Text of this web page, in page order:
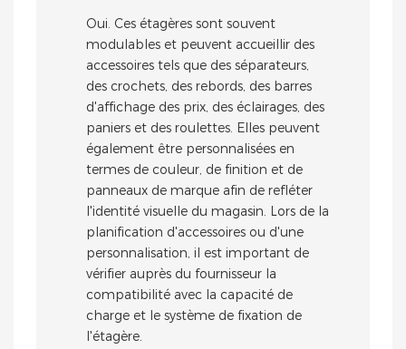
Oui. Ces étagères sont souvent
modulables et peuvent accueillir des
accessoires tels que des séparateurs,
des crochets, des rebords, des barres
d'affichage des prix, des éclairages, des
paniers et des roulettes. Elles peuvent
également être personnalisées en
termes de couleur, de finition et de
panneaux de marque afin de refléter
l'identité visuelle du magasin. Lors de la
planification d'accessoires ou d'une
personnalisation, il est important de
vérifier auprès du fournisseur la
compatibilité avec la capacité de
charge et le système de fixation de
l'étagère.